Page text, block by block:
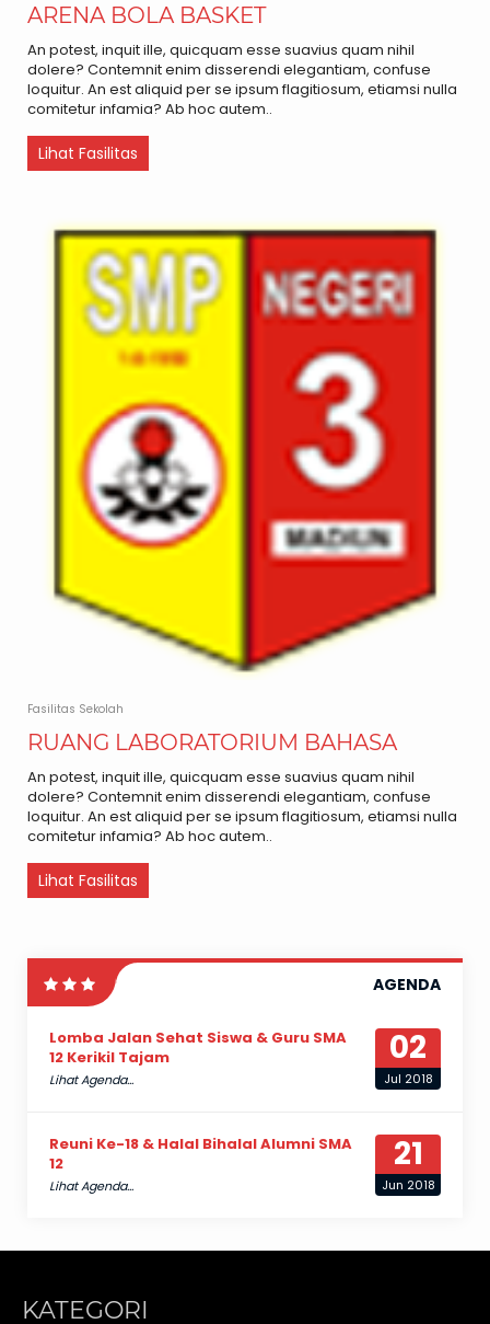
ARENA BOLA BASKET
An potest, inquit ille, quicquam esse suavius quam nihil
dolere? Contemnit enim disserendi elegantiam, confuse
loquitur. An est aliquid per se ipsum flagitiosum, etiamsi nulla
comitetur infamia? Ab hoc autem..
Lihat Fasilitas
Fasilitas Sekolah
RUANG LABORATORIUM BAHASA
An potest, inquit ille, quicquam esse suavius quam nihil
dolere? Contemnit enim disserendi elegantiam, confuse
loquitur. An est aliquid per se ipsum flagitiosum, etiamsi nulla
comitetur infamia? Ab hoc autem..
Lihat Fasilitas
AGENDA
02
Jul 2018
Lomba Jalan Sehat Siswa & Guru SMA
12 Kerikil Tajam
Lihat Agenda...
21
Jun 2018
Reuni Ke-18 & Halal Bihalal Alumni SMA
12
Lihat Agenda...
KATEGORI